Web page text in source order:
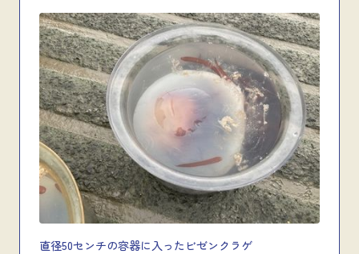
直径50センチの容器に入ったビゼンクラゲ